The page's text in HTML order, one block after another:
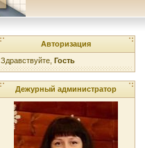
Авторизация
Здравствуйте, Гость
Дежурный администратор